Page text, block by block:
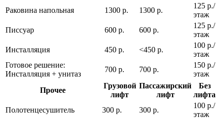
Раковина напольная
1300 р. 1300 р.
125 р./
этаж
Писсуар
600 р. 600 р.
125 р./
этаж
Инсталляция
450 р. <450 р.
100 р./
этаж
Готовое решение:
Инсталляция + унитаз
700 р. 700 р.
150 р./
этаж
Прочее
Грузовой
лифт
Пассажирский
лифт
Без
лифта
Полотенцесушитель
300 р. 300 р.
100 р./
этаж